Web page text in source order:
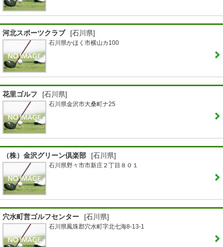
河北スポーツクラブ [石川県]
石川県かほく市横山カ100
花里ゴルフ [石川県]
石川県金沢市大桑町ナ25
（株）金沢グリーン倶楽部 [石川県]
石川県野々市市新庄２丁目８０１
穴水町営ゴルフセンター [石川県]
石川県鳳珠郡穴水町字北七海8-13-1